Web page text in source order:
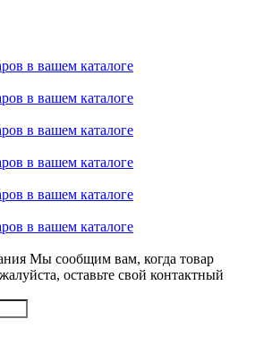
в вашем каталоге
в вашем каталоге
в вашем каталоге
в вашем каталоге
в вашем каталоге
в вашем каталоге
Мы сообщим вам, когда товар
оставьте свой контактный